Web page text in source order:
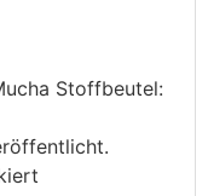
Stoffbeutel: